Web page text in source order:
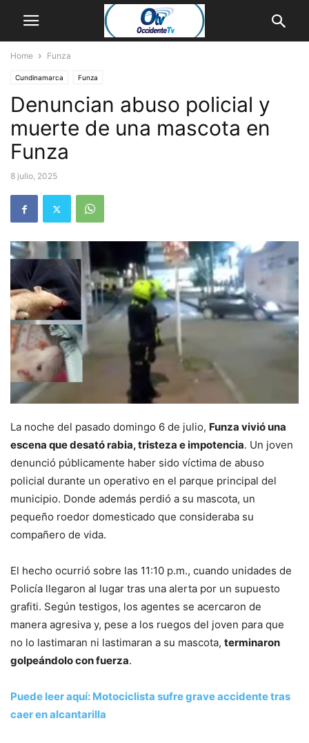
Home Funza
Cundinamarca Funza
Denuncian abuso policial y
muerte de una mascota en
Funza
8 julio, 2025
La noche del pasado domingo 6 de julio, Funza vivió una
escena que desató rabia, tristeza e impotencia. Un joven
denunció públicamente haber sido víctima de abuso
policial durante un operativo en el parque principal del
municipio. Donde además perdió a su mascota, un
pequeño roedor domesticado que consideraba su
compañero de vida.
El hecho ocurrió sobre las 11:10 p.m., cuando unidades de
Policía llegaron al lugar tras una alerta por un supuesto
grafiti. Según testigos, los agentes se acercaron de
manera agresiva y, pese a los ruegos del joven para que
no lo lastimaran ni lastimaran a su mascota, terminaron
golpeándolo con fuerza.
Puede leer aquí: Motociclista sufre grave accidente tras
caer en alcantarilla